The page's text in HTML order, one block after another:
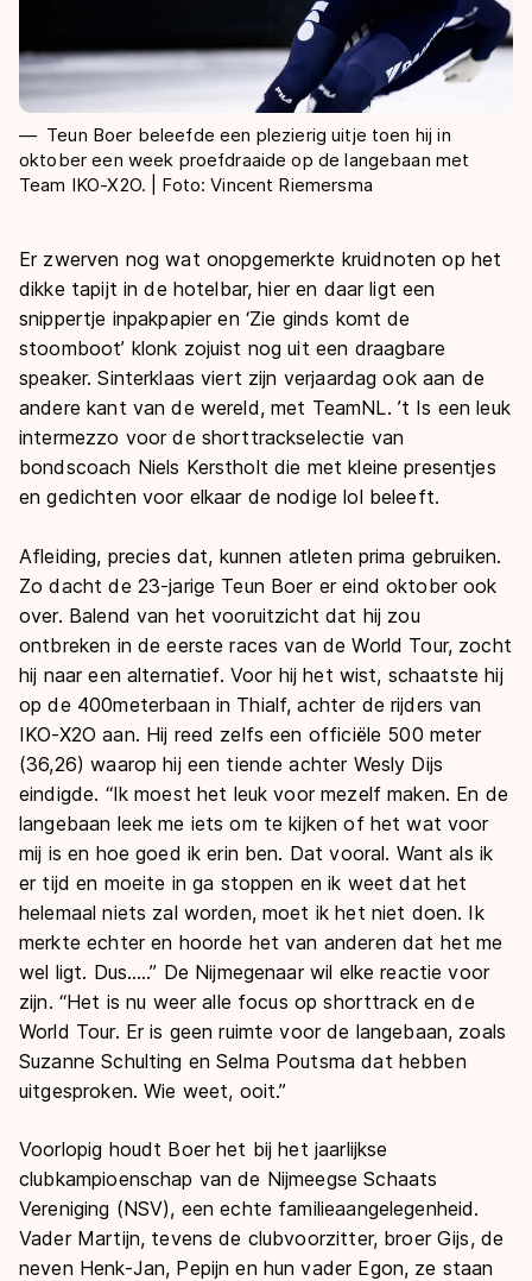
Teun Boer beleefde een plezierig uitje toen hij in
oktober een week proefdraaide op de langebaan met
Team IKO-X2O. | Foto: Vincent Riemersma
Er zwerven nog wat onopgemerkte kruidnoten op het
dikke tapijt in de hotelbar, hier en daar ligt een
snippertje inpakpapier en ‘Zie ginds komt de
stoomboot’ klonk zojuist nog uit een draagbare
speaker. Sinterklaas viert zijn verjaardag ook aan de
andere kant van de wereld, met TeamNL. ’t Is een leuk
intermezzo voor de shorttrackselectie van
bondscoach Niels Kerstholt die met kleine presentjes
en gedichten voor elkaar de nodige lol beleeft.
Afleiding, precies dat, kunnen atleten prima gebruiken.
Zo dacht de 23-jarige Teun Boer er eind oktober ook
over. Balend van het vooruitzicht dat hij zou
ontbreken in de eerste races van de World Tour, zocht
hij naar een alternatief. Voor hij het wist, schaatste hij
op de 400meterbaan in Thialf, achter de rijders van
IKO-X2O aan. Hij reed zelfs een officiële 500 meter
(36,26) waarop hij een tiende achter Wesly Dijs
eindigde. “Ik moest het leuk voor mezelf maken. En de
langebaan leek me iets om te kijken of het wat voor
mij is en hoe goed ik erin ben. Dat vooral. Want als ik
er tijd en moeite in ga stoppen en ik weet dat het
helemaal niets zal worden, moet ik het niet doen. Ik
merkte echter en hoorde het van anderen dat het me
wel ligt. Dus…..” De Nijmegenaar wil elke reactie voor
zijn. “Het is nu weer alle focus op shorttrack en de
World Tour. Er is geen ruimte voor de langebaan, zoals
Suzanne Schulting en Selma Poutsma dat hebben
uitgesproken. Wie weet, ooit.”
Voorlopig houdt Boer het bij het jaarlijkse
clubkampioenschap van de Nijmeegse Schaats
Vereniging (NSV), een echte familieaangelegenheid.
Vader Martijn, tevens de clubvoorzitter, broer Gijs, de
neven Henk-Jan, Pepijn en hun vader Egon, ze staan